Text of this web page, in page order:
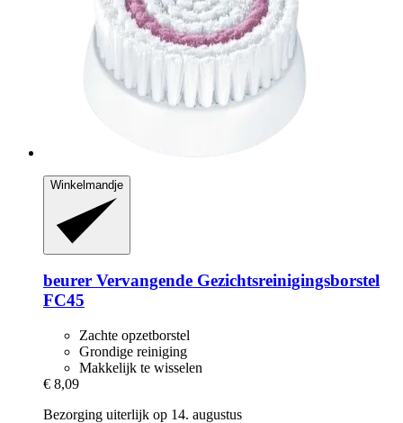
Winkelmandje
beurer Vervangende Gezichtsreinigingsborstel
FC45
Zachte opzetborstel
Grondige reiniging
Makkelijk te wisselen
€ 8,09
Bezorging uiterlijk op 14. augustus